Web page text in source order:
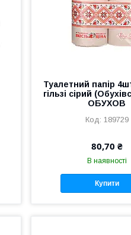
Туалетний папір
гільзі сірий
ОБУХОВ
189729
80,70 ₴
В наявності
Купити